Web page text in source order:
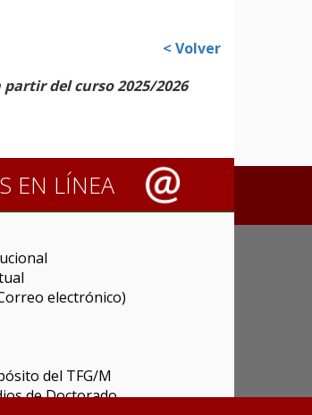
< Volver
partir del curso 2025/2026
EN LÍNEA
electrónico)
del TFG/M
de Doctorado